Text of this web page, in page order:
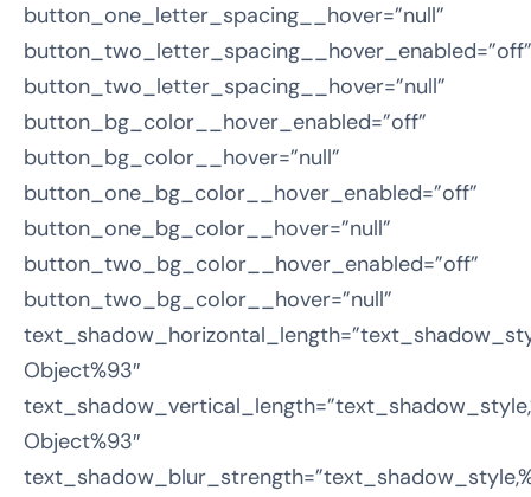
button_one_letter_spacing__hover=”null”
button_two_letter_spacing__hover_enabled=”off”
button_two_letter_spacing__hover=”null”
button_bg_color__hover_enabled=”off”
button_bg_color__hover=”null”
button_one_bg_color__hover_enabled=”off”
button_one_bg_color__hover=”null”
button_two_bg_color__hover_enabled=”off”
button_two_bg_color__hover=”null”
Object%93″
Object%93″